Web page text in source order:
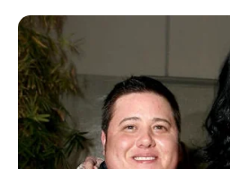
DESTAQUES DA SEMANA
Agente de Saúde
visitas que nunca
Câmara dos
quinquênios,